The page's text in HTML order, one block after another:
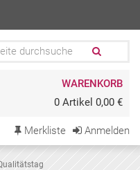
WARENKORB
0 Artikel 0,00 €
Merkliste Anmelden